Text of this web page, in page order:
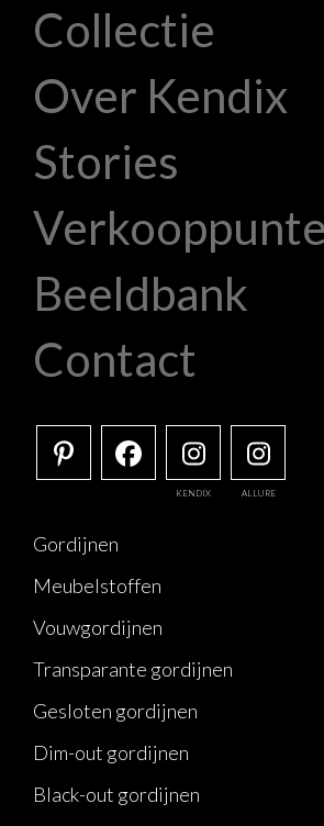
Collectie
Over Kendix
Stories
Beeldbank
Contact
KENDIX ALLURE
Gordijnen
Meubelstoffen
Vouwgordijnen
Transparante gordijnen
Gesloten gordijnen
Dim-out gordijnen
Black-out gordijnen